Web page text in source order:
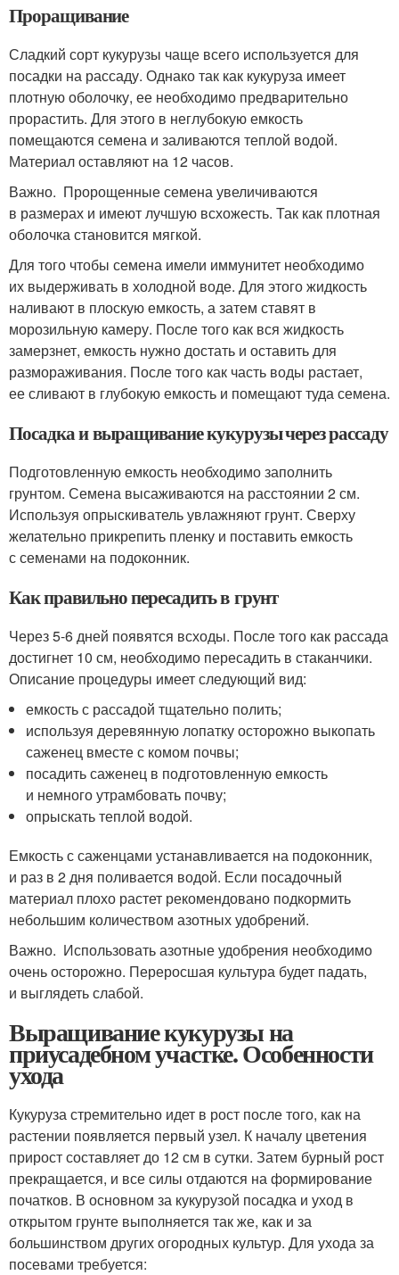
Проращивание
Сладкий сорт кукурузы чаще всего используется для
посадки на рассаду. Однако так как кукуруза имеет
плотную оболочку, ее необходимо предварительно
прорастить. Для этого в неглубокую емкость
помещаются семена и заливаются теплой водой.
Материал оставляют на 12 часов.
Важно. Пророщенные семена увеличиваются
в размерах и имеют лучшую всхожесть. Так как плотная
оболочка становится мягкой.
Для того чтобы семена имели иммунитет необходимо
их выдерживать в холодной воде. Для этого жидкость
наливают в плоскую емкость, а затем ставят в
морозильную камеру. После того как вся жидкость
замерзнет, емкость нужно достать и оставить для
размораживания. После того как часть воды растает,
ее сливают в глубокую емкость и помещают туда семена.
Посадка и выращивание кукурузы через рассаду
Подготовленную емкость необходимо заполнить
грунтом. Семена высаживаются на расстоянии 2 см.
Используя опрыскиватель увлажняют грунт. Сверху
желательно прикрепить пленку и поставить емкость
с семенами на подоконник.
Как правильно пересадить в грунт
Через 5-6 дней появятся всходы. После того как рассада
достигнет 10 см, необходимо пересадить в стаканчики.
Описание процедуры имеет следующий вид:
емкость с рассадой тщательно полить;
используя деревянную лопатку осторожно выкопать
саженец вместе с комом почвы;
посадить саженец в подготовленную емкость
и немного утрамбовать почву;
опрыскать теплой водой.
Емкость с саженцами устанавливается на подоконник,
и раз в 2 дня поливается водой. Если посадочный
материал плохо растет рекомендовано подкормить
небольшим количеством азотных удобрений.
Важно. Использовать азотные удобрения необходимо
очень осторожно. Переросшая культура будет падать,
и выглядеть слабой.
Выращивание кукурузы на
приусадебном участке. Особенности
ухода
Кукуруза стремительно идет в рост после того, как на
растении появляется первый узел. К началу цветения
прирост составляет до 12 см в сутки. Затем бурный рост
прекращается, и все силы отдаются на формирование
початков. В основном за кукурузой посадка и уход в
открытом грунте выполняется так же, как и за
большинством других огородных культур. Для ухода за
посевами требуется: